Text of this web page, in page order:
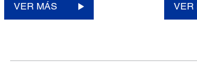
VER MÁS VER